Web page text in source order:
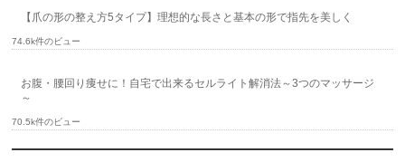
【爪の形の整え方5タイプ】理想的な長さと基本の形で指先を美しく
74.6k件のビュー
お腹・腰回り痩せに！自宅で出来るセルライト解消法～3つのマッサージ
～
70.5k件のビュー